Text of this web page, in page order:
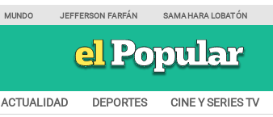
MUNDO JEFFERSON FARFÁN SAMAHARA LOBATÓN
ACTUALIDAD DEPORTES CINE Y SERIES TV